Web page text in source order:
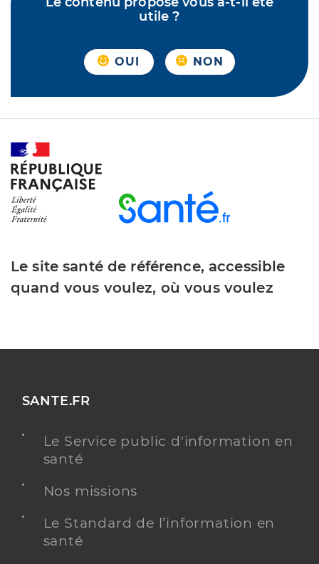
utile ?
OUI NON
Le site santé de référence, accessible
quand vous voulez, où vous voulez
SANTE.FR
Le Service public d'information en
santé
Nos missions
Le Standard de l’information en
santé